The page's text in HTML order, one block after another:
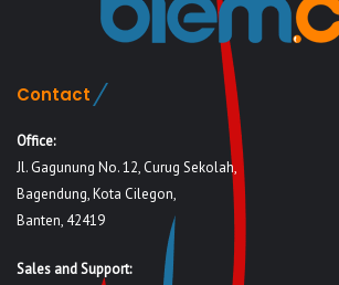
Contact
Office:
Jl. Gagunung No. 12, Curug Sekolah,
Bagendung, Kota Cilegon,
Banten, 42419
Sales and Support: